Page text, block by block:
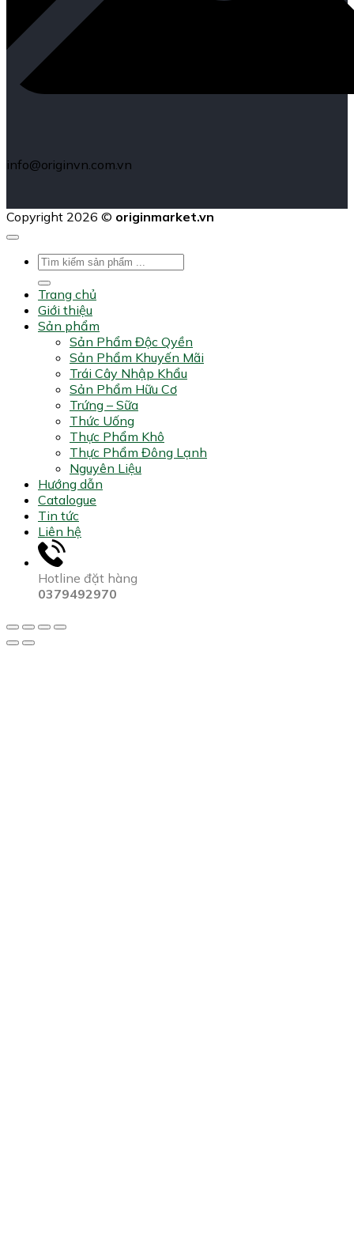
info@originvn.com.vn
Copyright 2026 © originmarket.vn
Tìm
kiếm:
Trang chủ
Giới thiệu
Sản phẩm
Sản Phẩm Độc Qyền
Sản Phẩm Khuyến Mãi
Trái Cây Nhập Khẩu
Sản Phẩm Hữu Cơ
Trứng – Sữa
Thức Uống
Thực Phẩm Khô
Thực Phẩm Đông Lạnh
Nguyên Liệu
Hướng dẫn
Catalogue
Tin tức
Liên hệ
Hotline đặt hàng
0379492970